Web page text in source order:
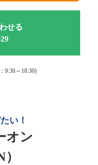
せる
9:30～18:30)
い！
オン